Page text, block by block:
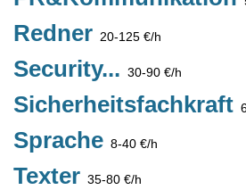
Redner 20-125 €/h
Security... 30-90 €/h
Sicherheitsfachkraft
Sprache 8-40 €/h
Texter 35-80 €/h